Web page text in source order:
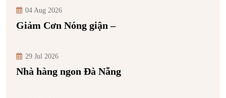
04 Aug 2026
Giảm Cơn Nóng giận –
29 Jul 2026
Nhà hàng ngon Đà Nẵng